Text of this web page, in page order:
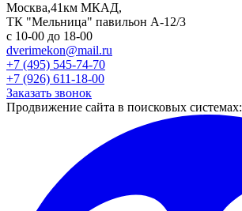
Москва,41км МКАД,
ТК "Мельница" павильон А-12/3
с 10-00 до 18-00
dverimekon@mail.ru
+7 (495) 545-74-70
+7 (926) 611-18-00
Заказать звонок
Продвижение сайта в поисковых системах: